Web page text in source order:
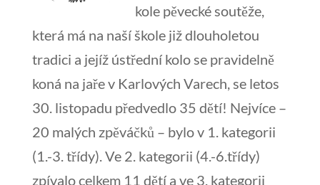
kole pěvecké soutěže,
která má na naší škole již dlouholetou
tradici a jejíž ústřední kolo se pravidelně
koná na jaře v Karlových Varech,se letos
30. listopadu předvedlo 35 dětí! Nejvíce –
20 malých zpěváčků – bylo v 1. kategorii
(1.-3. třídy). Ve 2. kategorii (4.-6.třídy)
zpívalo celkem 11 dětí a ve 3. kategorii